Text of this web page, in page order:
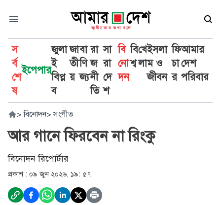
স
র্ব
শে
ষ
ইপেপার
জুলা
ই
বিপ্ল
ব
জা
তী
য়
বা
ণি
জ্য
রা
জ
নী
তি
সা
রা
দে
শ
বি
নো
দন
বি
শ্ব
খে
লা
ইসলা
ম ও
জীবন
ফি
চা
র
আমার
দেশ
পরিবার
> বিনোদন> সংগীত
আর গানে ফিরবেন না রিংকু
বিনোদন রিপোর্টার
প্রকাশ : ০৯ জুন ২০২৬, ১৯: ৫৭